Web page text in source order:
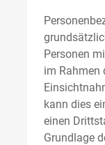
Personen
im Rahmen
kann dies
einen
Grundlage